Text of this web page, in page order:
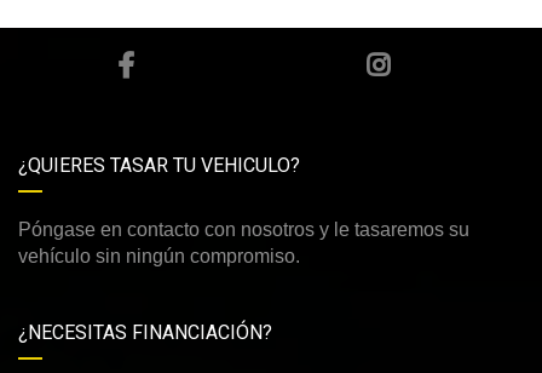
¿QUIERES TASAR TU VEHICULO?
Póngase en contacto con nosotros y le tasaremos su
vehículo sin ningún compromiso.
¿NECESITAS FINANCIACIÓN?